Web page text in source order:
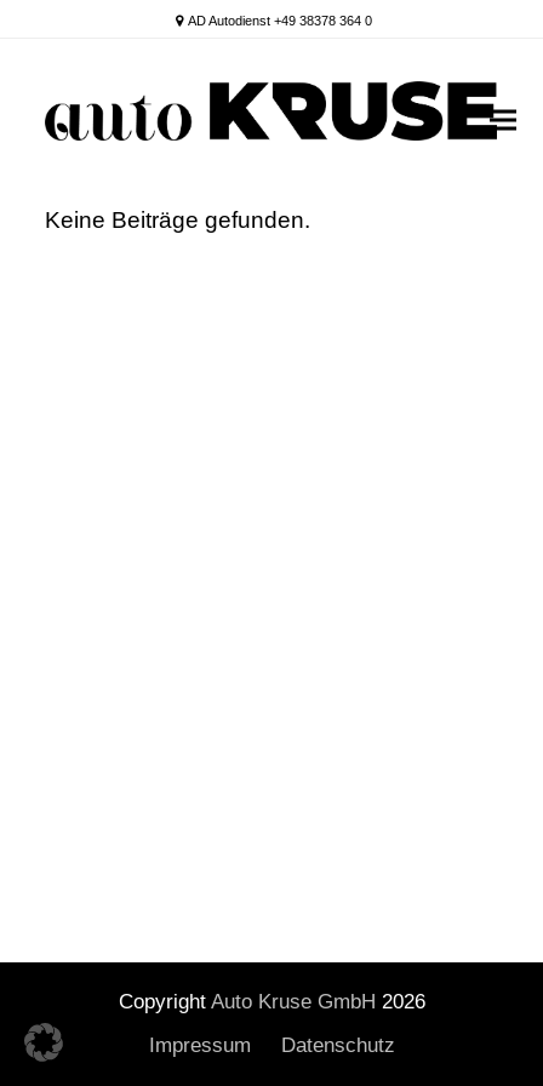
AD Autodienst +49 38378 364 0
Keine Beiträge gefunden.
Copyright Auto Kruse GmbH 2026
Impressum
Datenschutz